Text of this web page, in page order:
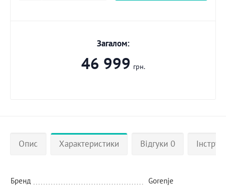
Загалом:
46 999 грн.
Опис Характеристики Відгуки 0
Бренд
Gorenje